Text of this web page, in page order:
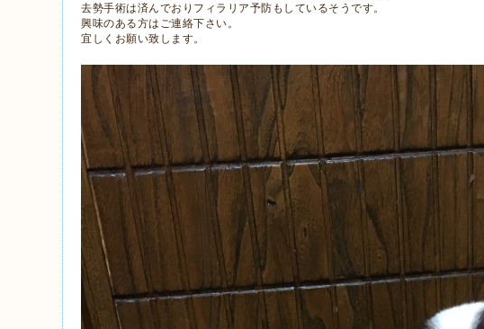
去勢手術は済んでおりフィラリア予防もしているそうです。
興味のある方はご連絡下さい。
宜しくお願い致します。